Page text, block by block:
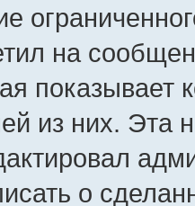
на
показывает
из них. Эта
о